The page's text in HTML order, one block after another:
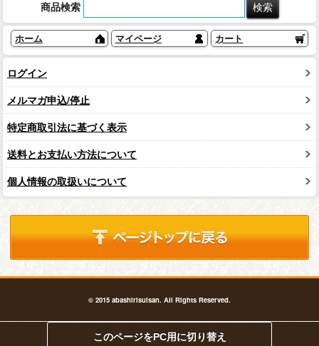
商品検索
ホーム マイページ カート
ログイン
メルマガ申込/停止
特定商取引法に基づく表示
送料とお支払い方法について
個人情報の取扱いについて
© 2015 abashirisuisan. All Rights Reserved.
このページをPC用に切り替え